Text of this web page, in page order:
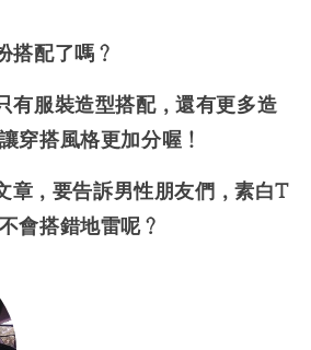
搭配了嗎？
有服裝造型搭配，還有更多造
穿搭風格更加分喔！
章，要告訴男性朋友們，素白T
會搭錯地雷呢？